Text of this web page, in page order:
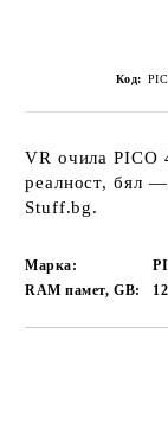
Код:
VR очила PICO
реалност, бял
Stuff.bg.
Марка:
RAM памет, GB: